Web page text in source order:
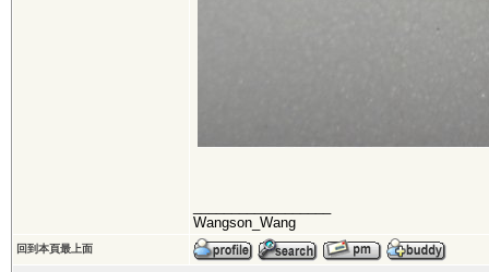
Wangson_Wang
回到本頁最上面